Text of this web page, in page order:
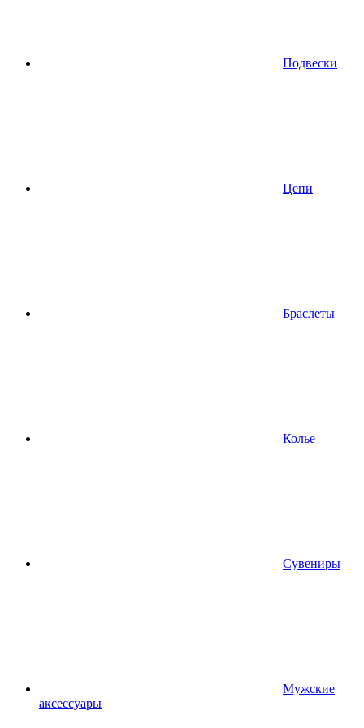
Подвески
Цепи
Браслеты
Колье
Сувениры
Мужские
аксессуары